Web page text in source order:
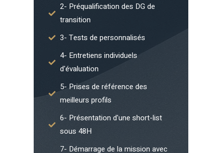
2- Préqualification des DG de
transition
3- Tests de personnalisés
4- Entretiens individuels
d'évaluation
5- Prises de référence des
meilleurs profils
6- Présentation d'une short-list
sous 48H
7- Démarrage de la mission avec